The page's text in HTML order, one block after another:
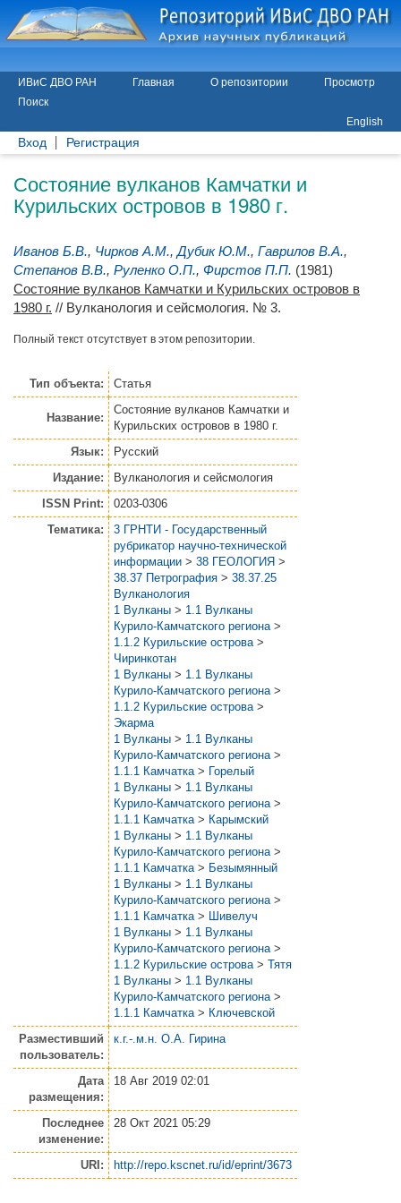
ИВиС ДВО РАН Главная О репозитории
Просмотр
Поиск
English
Вход Регистрация
Состояние вулканов Камчатки и
Курильских островов в 1980 г.
Иванов Б.В., Чирков А.М.,Дубик Ю.М., Гаврилов В.А.,
Степанов В.В., Руленко О.П., Фирстов П.П. (1981)
Состояние вулканов Камчатки и Курильских островов в
1980 г. // Вулканология и сейсмология. № 3.
Полный текст отсутствует в этом репозитории.
Тип объекта: Статья
Название:
Состояние вулканов Камчатки и
Курильских островов в 1980 г.
Язык:
Русский
Издание:
Вулканология и сейсмология
ISSN Print:
0203-0306
Тематика:
3 ГРНТИ - Государственный
рубрикатор научно-технической
информации > 38 ГЕОЛОГИЯ >
38.37 Петрография > 38.37.25
Вулканология
1 Вулканы > 1.1 Вулканы
Курило-Камчатского региона >
1.1.2 Курильские острова >
Чиринкотан
1 Вулканы > 1.1 Вулканы
Курило-Камчатского региона >
1.1.2 Курильские острова >
Экарма
1 Вулканы > 1.1 Вулканы
Курило-Камчатского региона >
1.1.1 Камчатка > Горелый
1 Вулканы > 1.1 Вулканы
Курило-Камчатского региона >
1.1.1 Камчатка > Карымский
1 Вулканы > 1.1 Вулканы
Курило-Камчатского региона >
1.1.1 Камчатка > Безымянный
1 Вулканы > 1.1 Вулканы
Курило-Камчатского региона >
1.1.1 Камчатка > Шивелуч
1 Вулканы > 1.1 Вулканы
Курило-Камчатского региона >
1.1.2 Курильские острова > Тятя
1 Вулканы > 1.1 Вулканы
Курило-Камчатского региона >
1.1.1 Камчатка > Ключевской
Разместивший
пользователь:
к.г.-.м.н. О.А. Гирина
Дата
размещения:
18 Авг 2019 02:01
Последнее
изменение:
28 Окт 2021 05:29
URI: http://repo.kscnet.ru/id/eprint/3673